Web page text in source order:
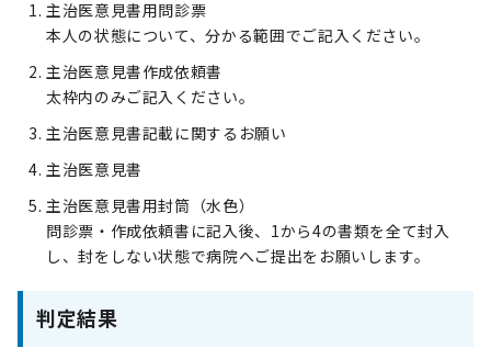
主治医意見書用問診票
本人の状態について、分かる範囲でご記入ください。
主治医意見書作成依頼書
太枠内のみご記入ください。
主治医意見書記載に関するお願い
主治医意見書
主治医意見書用封筒（水色）
問診票・作成依頼書に記入後、1から4の書類を全て封入
し、封をしない状態で病院へご提出をお願いします。
判定結果